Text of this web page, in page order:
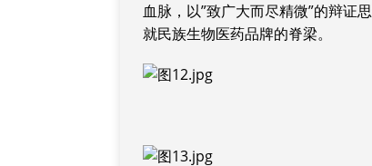
血脉，以”致广大而尽精微”的辩证
就民族生物医药品牌的脊梁。